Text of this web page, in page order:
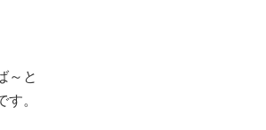
～と
。